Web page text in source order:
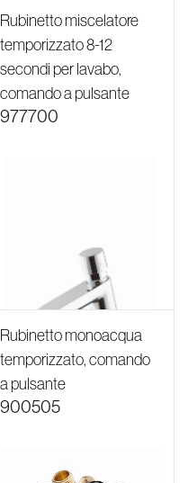
Rubinetto miscelatore
temporizzato 8-12
secondi per lavabo,
comando a pulsante
977700
Rubinetto monoacqua
temporizzato, comando
a pulsante
900505